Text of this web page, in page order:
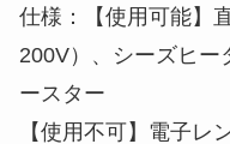
仕様：【使用可能】
200V）、シーズヒー
ースター
【使用不可】電子レ